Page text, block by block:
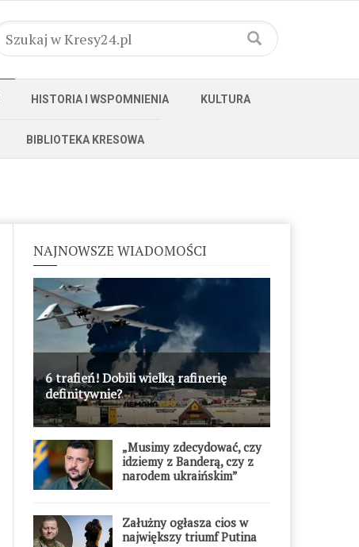
HISTORIA I WSPOMNIENIA KULTURA
BIBLIOTEKA KRESOWA
NAJNOWSZE WIADOMOŚCI
6 trafień! Dobili wielką rafinerię
definitywnie?
„Musimy zdecydować, czy
idziemy z Banderą, czy z
narodem ukraińskim”
Załużny ogłasza cios w
największy triumf Putina